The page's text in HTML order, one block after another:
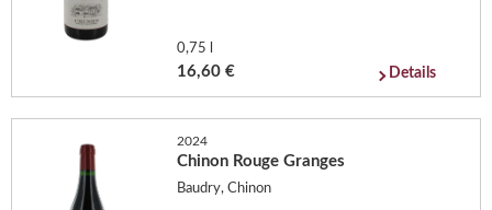
0,75 l
16,60 € Details
2024
Chinon Rouge Granges
Baudry, Chinon